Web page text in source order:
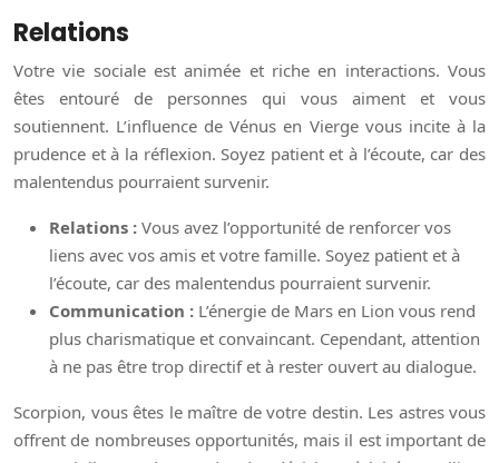
Relations
Votre vie sociale est animée et riche en interactions. Vous
êtes entouré de personnes qui vous aiment et vous
soutiennent. L’influence de Vénus en Vierge vous incite à la
prudence et à la réflexion. Soyez patient et à l’écoute, car des
malentendus pourraient survenir.
Relations : Vous avez l’opportunité de renforcer vos
liens avec vos amis et votre famille. Soyez patient et à
l’écoute, car des malentendus pourraient survenir.
Communication : L’énergie de Mars en Lion vous rend
plus charismatique et convaincant. Cependant, attention
à ne pas être trop directif et à rester ouvert au dialogue.
Scorpion, vous êtes le maître de votre destin. Les astres vous
offrent de nombreuses opportunités, mais il est important de